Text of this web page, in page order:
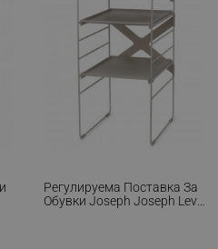
Регулируема Поставка За
Обувки Joseph Joseph Level